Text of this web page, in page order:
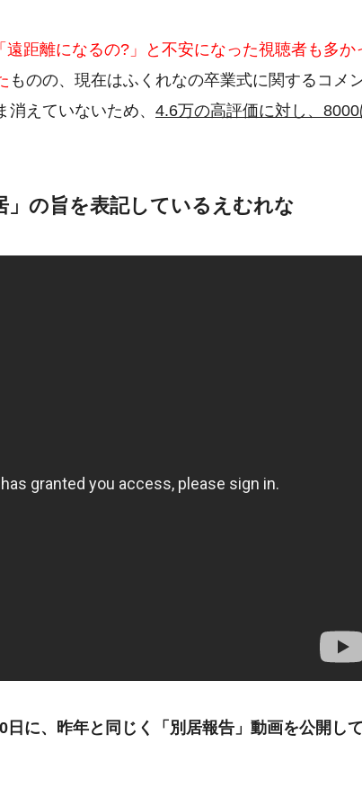
距離になるの?」と不安になった視聴者も多か
ものの、現在はふくれなの卒業式に関するコメ
えていないため、 4.6万の高評価に対し、8000
」の旨を表記しているえむれな
に、昨年と同じく「別居報告」動画を公開して